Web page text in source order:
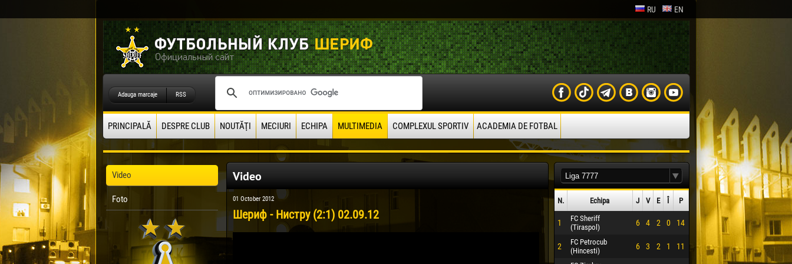
RU EN
Adauga marcaje RSS
PRINCIPALĂ DESPRE CLUB NOUTĂŢI MECIURI ECHIPA MULTIMEDIA COMPLEXUL SPORTIV ACADEMIA DE FOTBAL
Video
Foto
Video
01 October 2012
Шериф - Нистру (2:1) 02.09.12
N. Echipa J V E Î P
1
FC Sheriff
(Tiraspol)
6 4 2 0 14
2
FC Petrocub
(Hincesti)
6 3 2 1 11